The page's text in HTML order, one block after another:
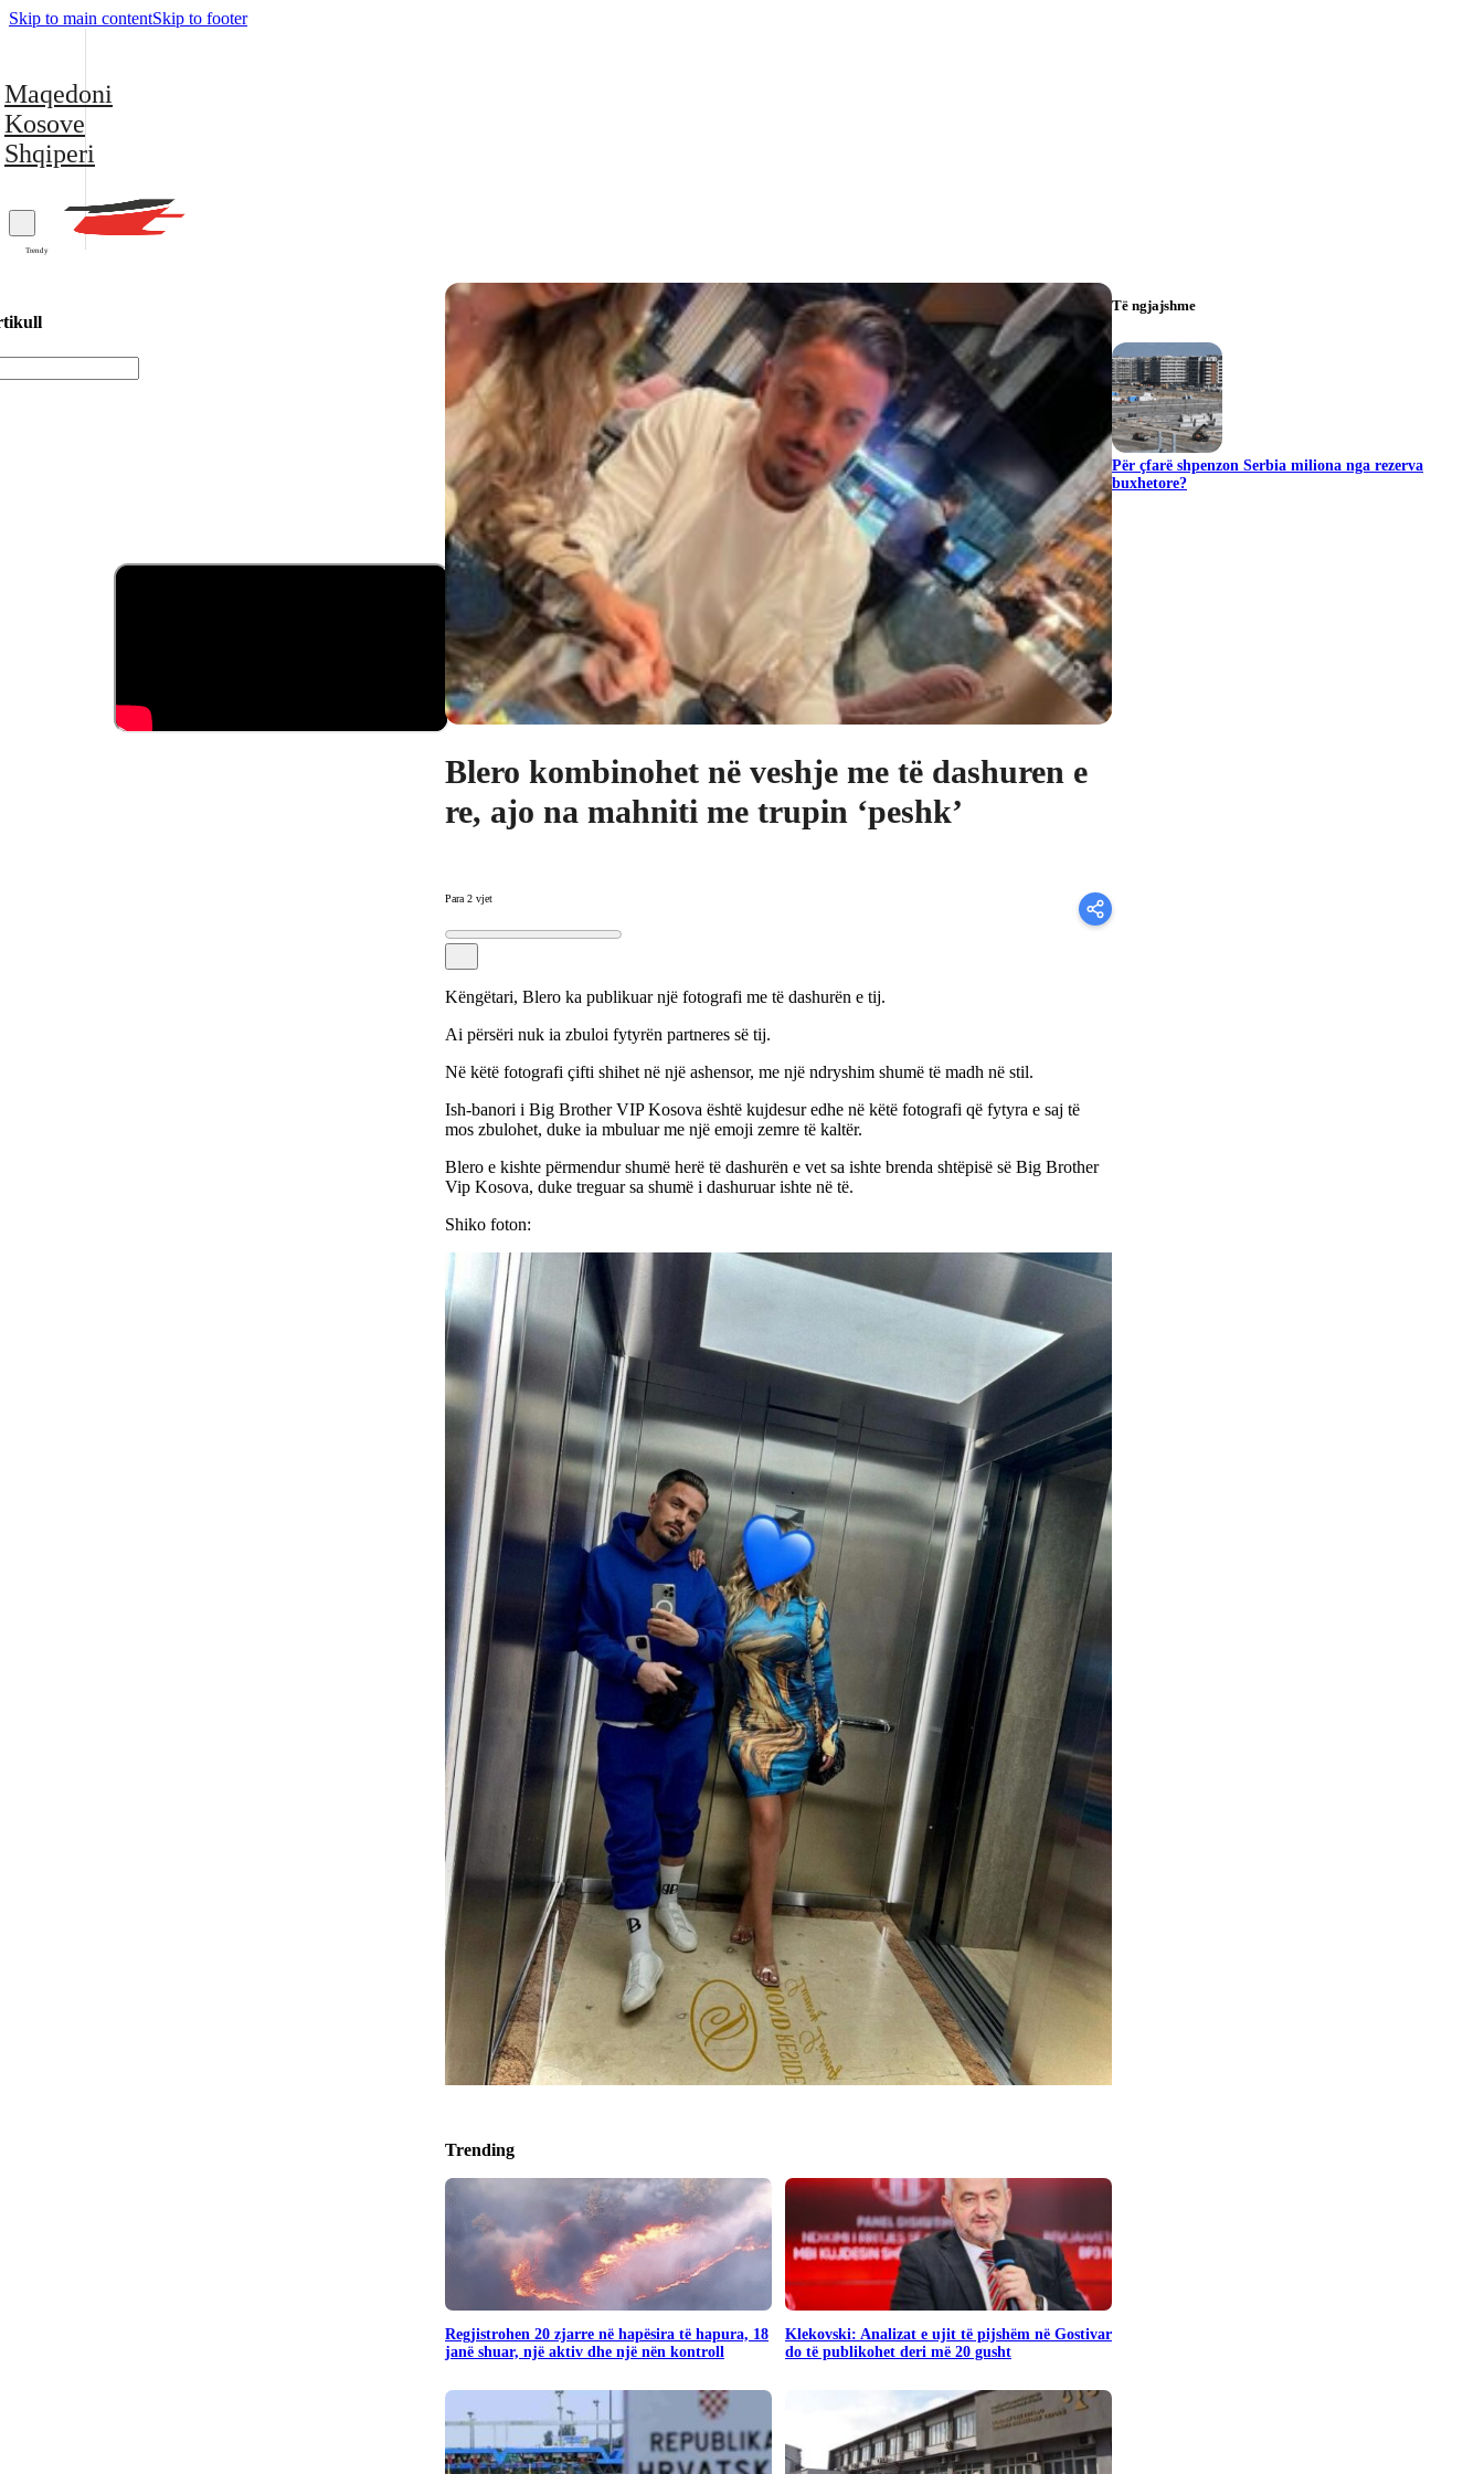
Skip to main contentSkip to footer
Maqedoni
Kosove
Shqiperi
Trendy
Blero kombinohet në veshje me të dashuren e
re, ajo na mahniti me trupin ‘peshk’
Para 2 vjet
Këngëtari, Blero ka publikuar një fotografi me të dashurën e tij.
Ai përsëri nuk ia zbuloi fytyrën partneres së tij.
Në këtë fotografi çifti shihet në një ashensor, me një ndryshim shumë të madh në stil.
Ish-banori i Big Brother VIP Kosova është kujdesur edhe në këtë fotografi që fytyra e saj të
mos zbulohet, duke ia mbuluar me një emoji zemre të kaltër.
Blero e kishte përmendur shumë herë të dashurën e vet sa ishte brenda shtëpisë së Big Brother
Vip Kosova, duke treguar sa shumë i dashuruar ishte në të.
Shiko foton:
Trending
Regjistrohen 20 zjarre në hapësira të hapura, 18
janë shuar, një aktiv dhe një nën kontroll
Klekovski: Analizat e ujit të pijshëm në Gostivar
do të publikohet deri më 20 gusht
Të ngjajshme
Për çfarë shpenzon Serbia miliona nga rezerva
buxhetore?